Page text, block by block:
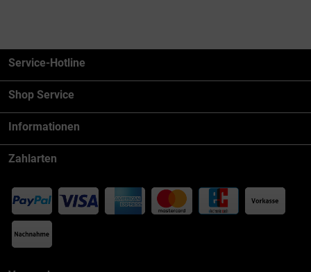
Service-Hotline
Shop Service
Informationen
Zahlarten